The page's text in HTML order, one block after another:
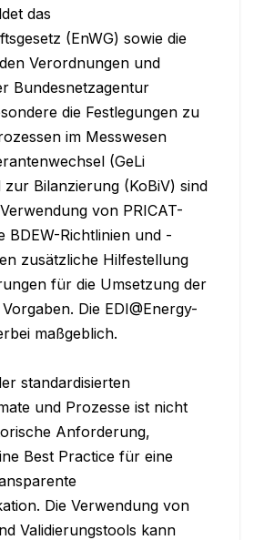
das
(EnWG) sowie die
Verordnungen und
Bundesnetzagentur
die Festlegungen zu
im Messwesen
(GeLi
Bilanzierung (KoBiV) sind
von PRICAT-
BDEW-Richtlinien und -
zusätzliche Hilfestellung
für die Umsetzung der
Die EDI@Energy-
maßgeblich.
standardisierten
und Prozesse ist nicht
Anforderung,
Best Practice für eine
Die Verwendung von
Validierungstools kann